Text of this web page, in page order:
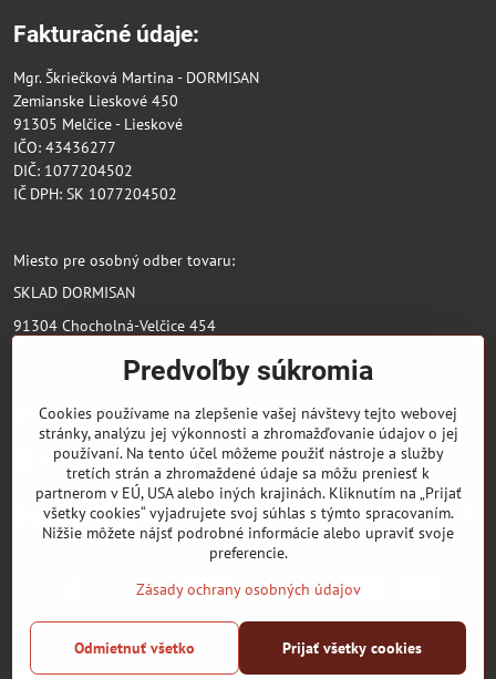
Fakturačné údaje:
Mgr. Škriečková Martina - DORMISAN
Zemianske Lieskové 450
91305 Melčice - Lieskové
IČO: 43436277
DIČ: 1077204502
IČ DPH: SK 1077204502
Miesto pre osobný odber tovaru:
SKLAD DORMISAN
91304 Chocholná-Velčice 454
Pridajte sa k nám
Facebook
Dôležité odkazy
©
Copyright
Predvoľby súkromiaZásady ochrany osobných údajovStav objednávky
Predvoľby súkromia
Cookies používame na zlepšenie vašej návštevy tejto webovej
stránky, analýzu jej výkonnosti a zhromažďovanie údajov o jej
používaní. Na tento účel môžeme použiť nástroje a služby
tretích strán a zhromaždené údaje sa môžu preniesť k
partnerom v EÚ, USA alebo iných krajinách. Kliknutím na „Prijať
všetky cookies“ vyjadrujete svoj súhlas s týmto spracovaním.
Nižšie môžete nájsť podrobné informácie alebo upraviť svoje
preferencie.
Zásady ochrany osobných údajov
Prijať všetky cookies
Odmietnuť všetko